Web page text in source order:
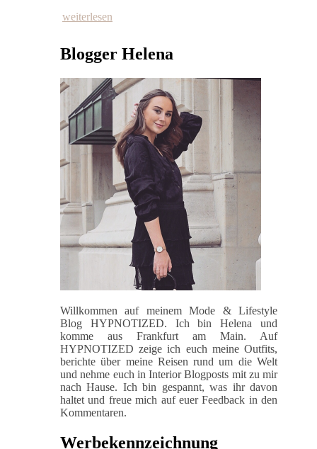
weiterlesen
Blogger Helena
Willkommen auf meinem Mode & Lifestyle
Blog HYPNOTIZED. Ich bin Helena und
komme aus Frankfurt am Main. Auf
HYPNOTIZED zeige ich euch meine Outfits,
berichte über meine Reisen rund um die Welt
und nehme euch in Interior Blogposts mit zu mir
nach Hause. Ich bin gespannt, was ihr davon
haltet und freue mich auf euer Feedback in den
Kommentaren.
Werbekennzeichnung